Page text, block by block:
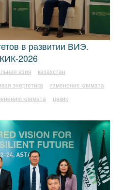
в развитии ВИЭ.
2026
азия
казахстан
энергетика
изменение климата
климата
цакик